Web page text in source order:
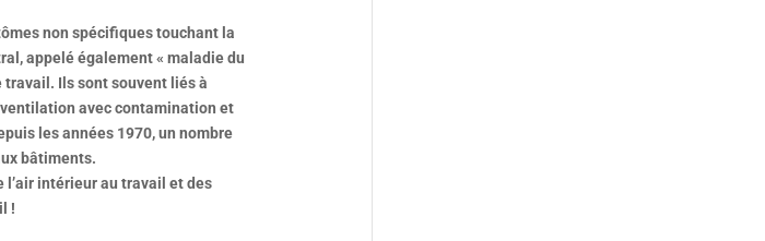
non spécifiques touchant la
appelé également « maladie du
travail. Ils sont souvent liés à
avec contamination et
les années 1970, un nombre
bâtiments.
l’air intérieur au travail et des
!